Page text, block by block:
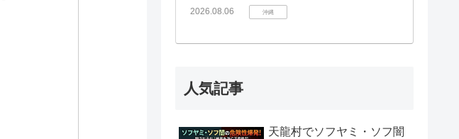
2026.08.06 沖縄
人気記事
天龍村でソフヤミ・ソフ闇